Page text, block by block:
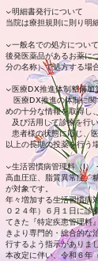
▼明細書発行について
当院は療担規則に則り明
▼一般名での処方について
後発医薬品があるお薬に
分の名称）で処方する場
▼医療DX推進体制整備加
医療DX推進の体制に関
めの十分な情報を取得し、
及び活用して診療を行
患者様の状態に応じ、
以上の長期の投薬を行う
▼生活習慣病管理料（Ⅰ）
高血圧症、脂質異常症、
が対象です。
年々増加する生活習慣病
０２４年）６月１日に診
てきた『特定疾患管理料
きより専門的・総合的な
行するよう指示がありま
本改定に伴い、令和６年